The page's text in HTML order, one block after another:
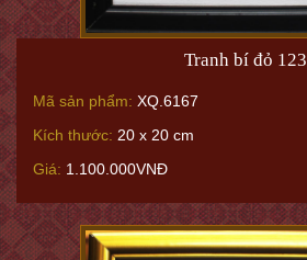
Tranh bí đỏ 123
Mã sản phẩm: XQ.6167
Kích thước: 20 x 20 cm
Giá: 1.100.000VNĐ